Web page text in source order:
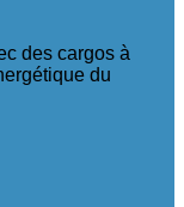
des cargos à
du